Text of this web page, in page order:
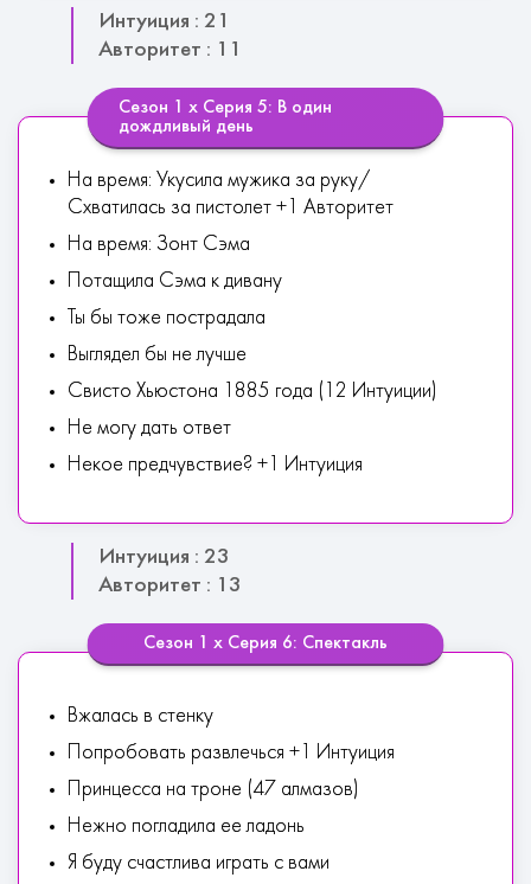
Интуиция : 21
Авторитет : 11
Сезон 1 х Серия 5: В один
дождливый день
На время: Укусила мужика за руку/
Схватилась за пистолет +1 Авторитет
На время: Зонт Сэма
Потащила Сэма к дивану
Ты бы тоже пострадала
Выглядел бы не лучше
Свисто Хьюстона 1885 года (12 Интуиции)
Не могу дать ответ
Некое предчувствие? +1 Интуиция
Интуиция : 23
Авторитет : 13
Сезон 1 х Серия 6: Спектакль
Вжалась в стенку
Попробовать развлечься +1 Интуиция
Принцесса на троне (47 алмазов)
Нежно погладила ее ладонь
Я буду счастлива играть с вами